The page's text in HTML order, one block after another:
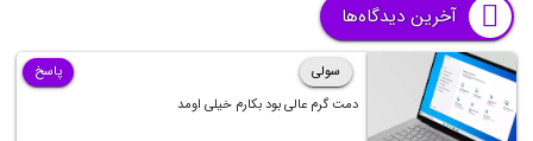
آخرین دیدگاه‌ها
سولی
دمت گرم عالی بود بکارم خیلی اومد
پاسخ